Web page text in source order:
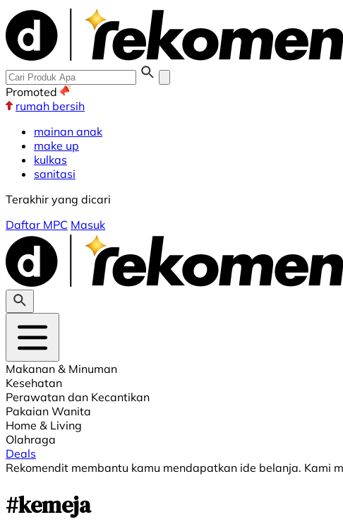
Promoted
rumah bersih
mainan anak
make up
kulkas
sanitasi
Terakhir yang dicari
Daftar MPC Masuk
Makanan & Minuman
Kesehatan
Perawatan dan Kecantikan
Pakaian Wanita
Home & Living
Olahraga
Deals
Rekomendit membantu kamu mendapatkan ide belanja. Kami
#kemeja